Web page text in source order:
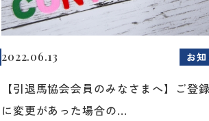
2022.06.13 お知
【引退馬協会会員のみなさまへ】ご登
に変更があった場合の...